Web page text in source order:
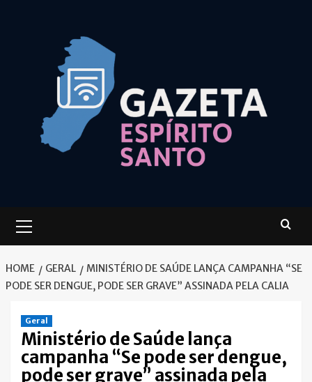
Menu
HOME GERAL
MINISTÉRIO DE SAÚDE LANÇA CAMPANHA “SE
PODE SER DENGUE, PODE SER GRAVE” ASSINADA PELA CALIA
Geral
Ministério de Saúde lança
campanha “Se pode ser dengue,
pode ser grave” assinada pela